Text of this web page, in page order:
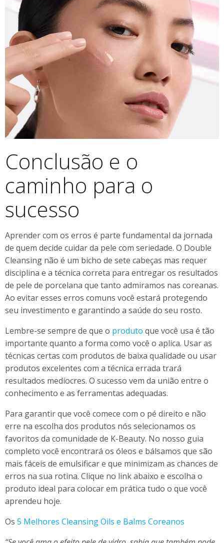
Conclusão e o
caminho para o
sucesso
Aprender com os erros é parte fundamental da jornada
de quem decide cuidar da pele com seriedade. O Double
Cleansing não é um bicho de sete cabeças mas requer
disciplina e a técnica correta para entregar os resultados
de pele de porcelana que tanto admiramos nas coreanas.
Ao evitar esses erros comuns você estará protegendo
seu investimento e garantindo a saúde do seu rosto.
Lembre-se sempre de que o produto que você usa é tão
importante quanto a forma como você o aplica. Usar as
técnicas certas com produtos de baixa qualidade ou usar
produtos excelentes com a técnica errada trará
resultados medíocres. O sucesso vem da união entre o
conhecimento e as ferramentas adequadas.
Para garantir que você comece com o pé direito e não
erre na escolha dos produtos nós selecionamos os
favoritos da comunidade de K-Beauty. No nosso guia
completo você encontrará os óleos e bálsamos que são
mais fáceis de emulsificar e que minimizam as chances de
erros na sua rotina. Clique no link abaixo e escolha o
produto ideal para colocar em prática tudo o que você
aprendeu hoje.
Os 5 Melhores Cleansing Oils e Balms Coreanos